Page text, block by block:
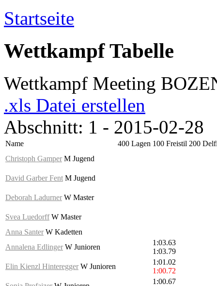
Startseite
Wettkampf Tabelle
Wettkampf Meeting
.xls Datei erstellen
Abschnitt: 1 - 2015-02-28
Name 400 Lagen 100 Freistil 200
Christoph Gamper M Jugend
David Garber Fent M Jugend
Deborah Ladurner W Master
Svea LuedorffW Master
Anna Santer W Kadetten
Annalena Edlinger W Junioren
1:03.63
1:03.79
Elin Kienzl Hinteregger W Junioren
1:01.02
1:00.72
1:00.67